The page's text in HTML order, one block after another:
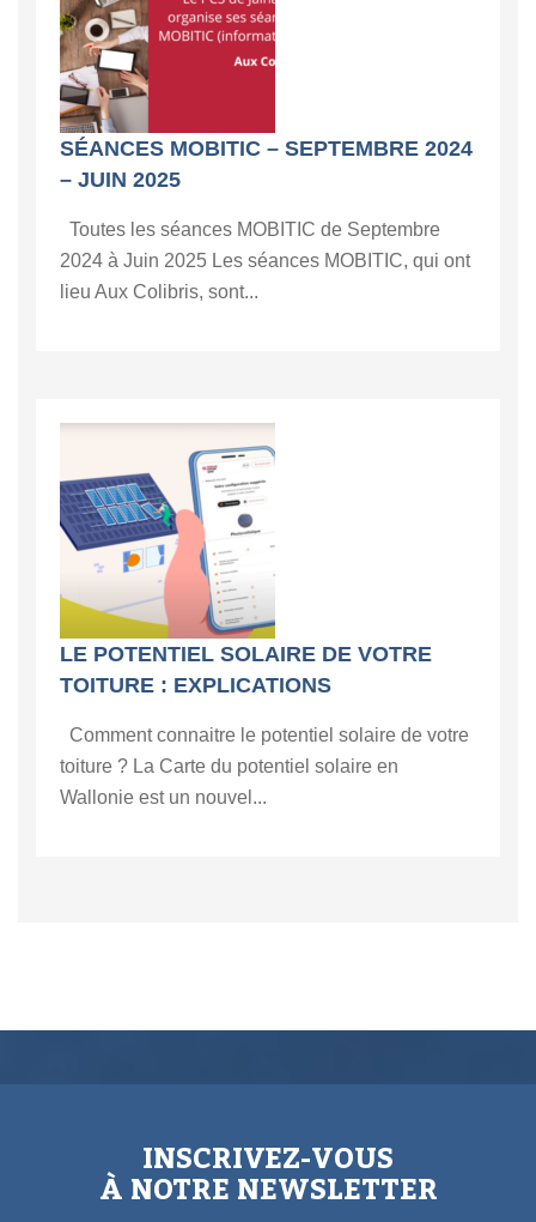
SÉANCES MOBITIC – SEPTEMBRE 2024
– JUIN 2025
Toutes les séances MOBITIC de Septembre
2024 à Juin 2025 Les séances MOBITIC, qui ont
lieu Aux Colibris, sont...
LE POTENTIEL SOLAIRE DE VOTRE
TOITURE : EXPLICATIONS
Comment connaitre le potentiel solaire de votre
toiture ? La Carte du potentiel solaire en
Wallonie est un nouvel...
INSCRIVEZ-VOUS
À NOTRE NEWSLETTER